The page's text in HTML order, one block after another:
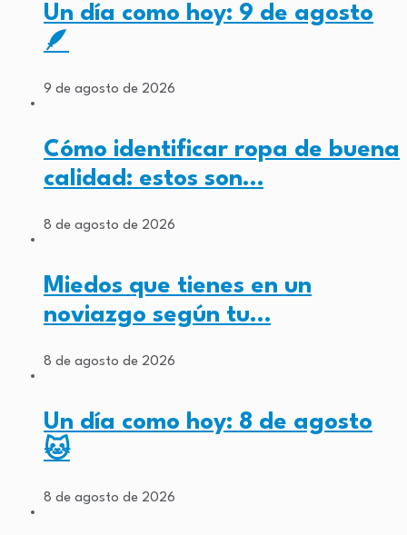
Un día como hoy: 9 de agosto
🪶
9 de agosto de 2026
Cómo identificar ropa de buena
calidad: estos son…
8 de agosto de 2026
Miedos que tienes en un
noviazgo según tu…
8 de agosto de 2026
Un día como hoy: 8 de agosto
🐱
8 de agosto de 2026